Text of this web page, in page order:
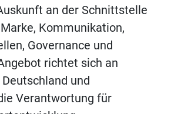
an der Schnittstelle
Kommunikation,
Governance und
richtet sich an
und
Verantwortung für